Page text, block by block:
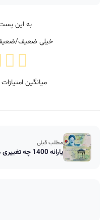
به این پست
خیلی ضعیف/
میانگین
مطلب قبلی
یارانه 1400 چه تغییری می‌کند؟